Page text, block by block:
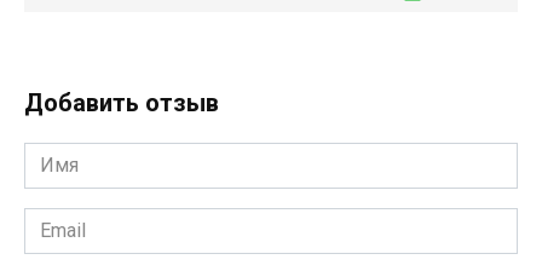
Добавить отзыв
Имя
*
Email
*